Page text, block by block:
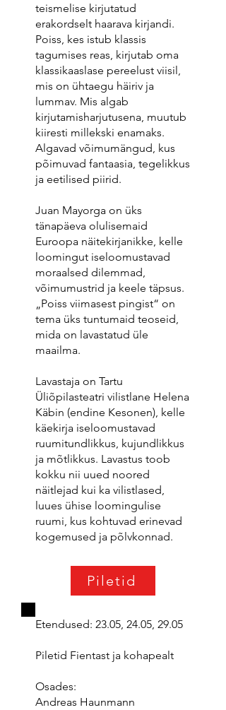
teismelise kirjutatud
erakordselt haarava kirjandi.
Poiss, kes istub klassis
tagumises reas, kirjutab oma
klassikaaslase pereelust viisil,
mis on ühtaegu häiriv ja
lummav. Mis algab
kirjutamisharjutusena, muutub
kiiresti millekski enamaks.
Algavad võimumängud, kus
põimuvad fantaasia, tegelikkus
ja eetilised piirid.
Juan Mayorga on üks
tänapäeva olulisemaid
Euroopa näitekirjanikke, kelle
loomingut iseloomustavad
moraalsed dilemmad,
võimumustrid ja keele täpsus.
„Poiss viimasest pingist“ on
tema üks tuntumaid teoseid,
mida on lavastatud üle
maailma.
Lavastaja on Tartu
Üliõpilasteatri vilistlane Helena
Käbin (endine Kesonen), kelle
käekirja iseloomustavad
ruumitundlikkus, kujundlikkus
ja mõtlikkus. Lavastus toob
kokku nii uued noored
näitlejad kui ka vilistlased,
luues ühise loomingulise
ruumi, kus kohtuvad erinevad
kogemused ja põlvkonnad.
Piletid
Etendused: 23.05, 24.05, 29.05
Piletid Fientast ja kohapealt
Osades:
Andreas Haunmann